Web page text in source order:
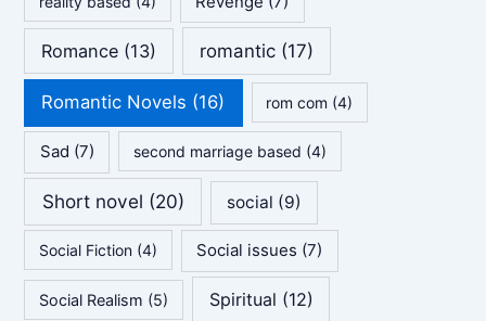
Romance (13) romantic(17)
Romantic Novels (16) rom com (4)
Sad (7) second marriage based (4)
Short novel (20) social (9)
Social Fiction (4) Social issues (7)
Social Realism (5) Spiritual (12)